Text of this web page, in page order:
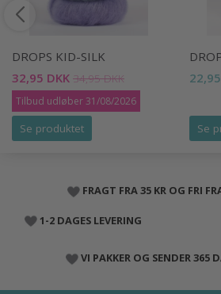
DROPS KID-SILK
32,95 DKK 34,95 DKK
Tilbud udløber 31/08/2026
Se produktet Se
FRAGT FRA 35 KR OG FRI
1-2 DAGES LEVERING
VI PAKKER OG SENDER 365